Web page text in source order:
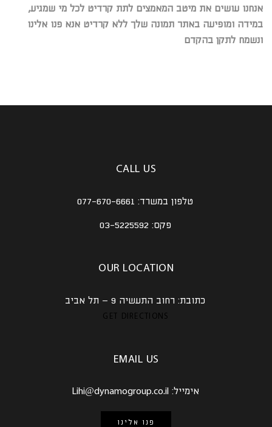
אנחנו עושים את מיטב המאמצים לתת קרדיט לכל מי שמגיע,
במידה ומופיעה באתר תמונה שלך ללא קרדיט אנא פנו אלינו
ונשמח לתקן בהקדם
CALL US
טלפון במשרד: 077-670-6661
פקס:03-5225592
OUR LOCATION
כתובת: רחוב התעשיה 9 – תל אביב
GET DIRECTIONS
EMAIL US
אימייל: Lihi@dynamogroup.co.il
פנו אלינו